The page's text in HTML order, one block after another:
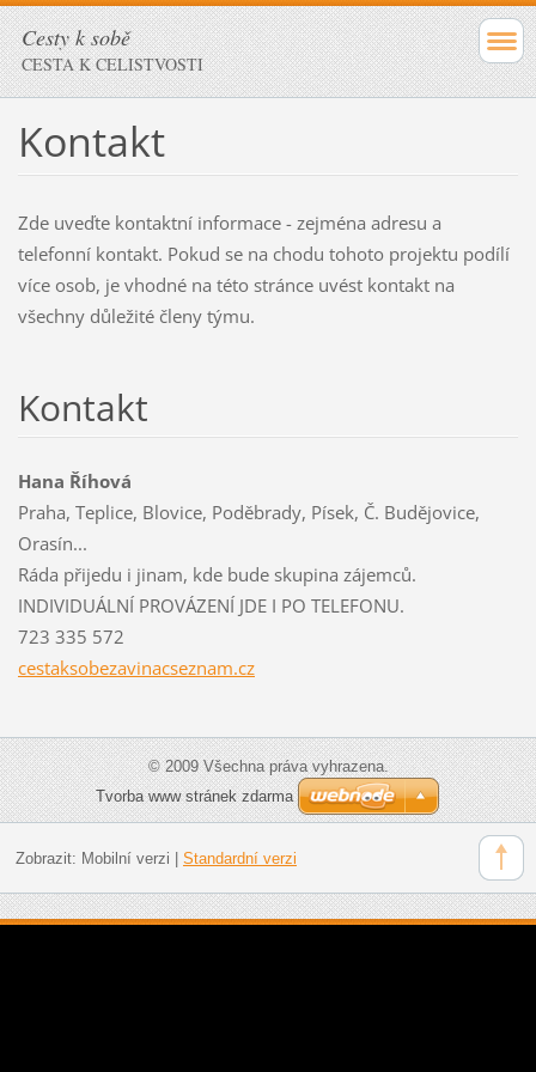
Cesty k sobě
CESTA K CELISTVOSTI
Kontakt
Zde uveďte kontaktní informace - zejména adresu a
telefonní kontakt. Pokud se na chodu tohoto projektu podílí
více osob, je vhodné na této stránce uvést kontakt na
všechny důležité členy týmu.
Kontakt
Hana Říhová
Praha, Teplice, Blovice, Poděbrady, Písek, Č. Budějovice,
Orasín...
Ráda přijedu i jinam, kde bude skupina zájemců.
INDIVIDUÁLNÍ PROVÁZENÍ JDE I PO TELEFONU.
723 335 572
cestaksobezavinacseznam.cz
© 2009 Všechna práva vyhrazena.
Tvorba www stránek zdarma
Zobrazit: Mobilní verzi Standardní verzi